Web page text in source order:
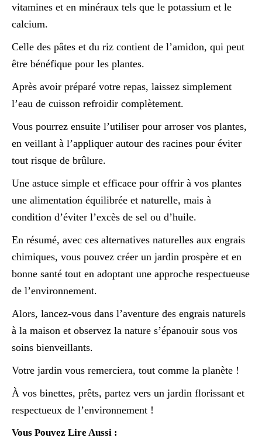
vitamines et en minéraux tels que le potassium et le
calcium.
Celle des pâtes et du riz contient de l’amidon, qui peut
être bénéfique pour les plantes.
Après avoir préparé votre repas, laissez simplement
l’eau de cuisson refroidir complètement.
Vous pourrez ensuite l’utiliser pour arroser vos plantes,
en veillant à l’appliquer autour des racines pour éviter
tout risque de brûlure.
Une astuce simple et efficace pour offrir à vos plantes
une alimentation équilibrée et naturelle, mais à
condition d’éviter l’excès de sel ou d’huile.
En résumé, avec ces alternatives naturelles aux engrais
chimiques, vous pouvez créer un jardin prospère et en
bonne santé tout en adoptant une approche respectueuse
de l’environnement.
Alors, lancez-vous dans l’aventure des engrais naturels
à la maison et observez la nature s’épanouir sous vos
soins bienveillants.
Votre jardin vous remerciera, tout comme la planète !
À vos binettes, prêts, partez vers un jardin florissant et
respectueux de l’environnement !
Vous Pouvez Lire Aussi :